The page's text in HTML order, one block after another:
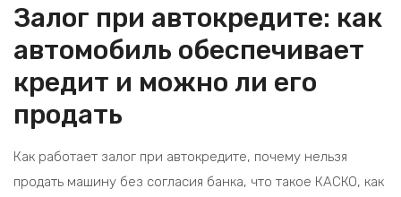
Залог при автокредите: как
автомобиль обеспечивает
кредит и можно ли его
продать
Как работает залог при автокредите, почему нельзя
продать машину без согласия банка, что такое КАСКО, как